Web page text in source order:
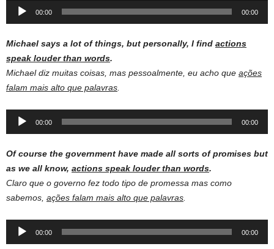
Audio
00:00 00:00
Michael says a lot of things, but personally, I find actions
speak louder than words.
Michael diz muitas coisas, mas pessoalmente, eu acho que ações
falam mais alto que palavras
Audio
00:00 00:00
Of course the government have made all sorts of promises but
as we all know, actions speak louder than words.
Claro que o governo fez todo tipo de promessa mas como
sabemos, ações falam mais alto que palavras
Audio
00:00 00:00